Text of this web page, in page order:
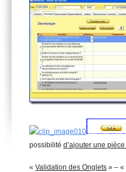
possibilité d’ajouter une
« Validation des Onglets » – «